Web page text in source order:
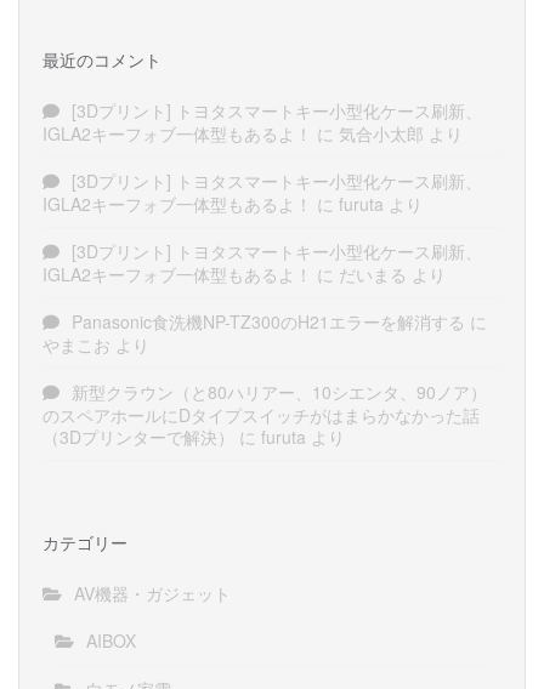
最近のコメント
[3Dプリント] トヨタスマートキー小型化ケース刷新、
IGLA2キーフォブ一体型もあるよ！ に 気合小太郎 より
[3Dプリント] トヨタスマートキー小型化ケース刷新、
IGLA2キーフォブ一体型もあるよ！ に furuta より
[3Dプリント] トヨタスマートキー小型化ケース刷新、
IGLA2キーフォブ一体型もあるよ！ に だいまる より
Panasonic食洗機NP-TZ300のH21エラーを解消する に
やまこお より
新型クラウン（と80ハリアー、10シエンタ、90ノア）
のスペアホールにDタイプスイッチがはまらかなかった話
（3Dプリンターで解決）
に furuta より
カテゴリー
AV機器・ガジェット
AIBOX